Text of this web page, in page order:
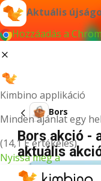
Aktuális
Hozzáadás a
Kimbino applikáció
Minden ajánlat egy
(14,1 E értékelés)
Nyissa meg a
Bors
Bors akció -
aktuális